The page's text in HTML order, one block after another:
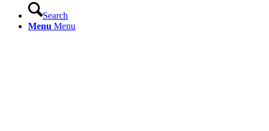
Search
Menu Menu